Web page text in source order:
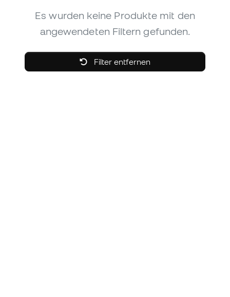
Es wurden keine Produkte mit den
angewendeten Filtern gefunden.
Filter entfernen